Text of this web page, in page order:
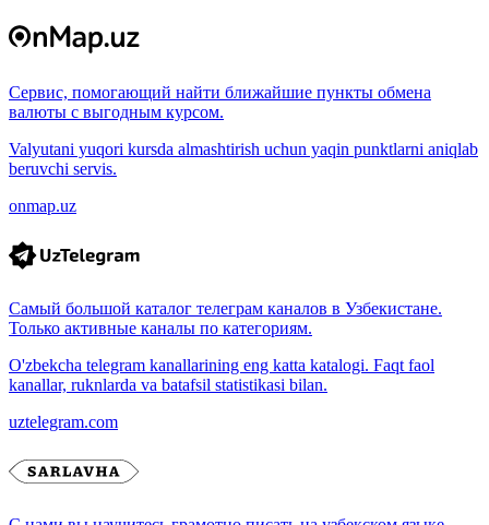
Сервис, помогающий найти ближайшие пункты обмена
валюты с выгодным курсом.
Valyutani yuqori kursda almashtirish uchun yaqin punktlarni aniqlab
beruvchi servis.
onmap.uz
Самый большой каталог телеграм каналов в Узбекистане.
Только активные каналы по категориям.
O'zbekcha telegram kanallarining eng katta katalogi. Faqt faol
kanallar, ruknlarda va batafsil statistikasi bilan.
uztelegram.com